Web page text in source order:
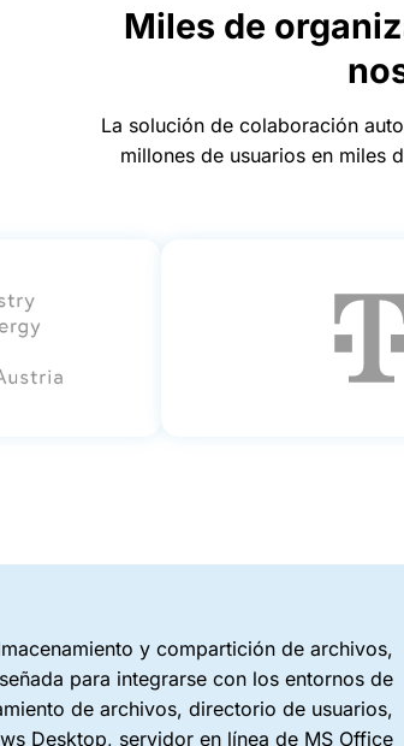
Miles de
La solución de colaboración
millones de usuarios en miles
y compartición de archivos,
para integrarse con los entornos de
de archivos, directorio de usuarios,
Desktop, servidor en línea de MS Office